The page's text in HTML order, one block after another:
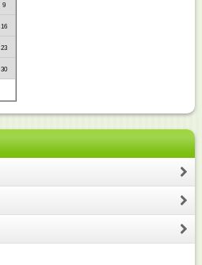
9
16
23
30